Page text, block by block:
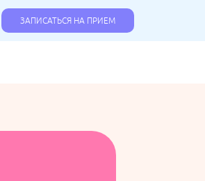
ЗАПИСАТЬСЯ НА ПРИЕМ